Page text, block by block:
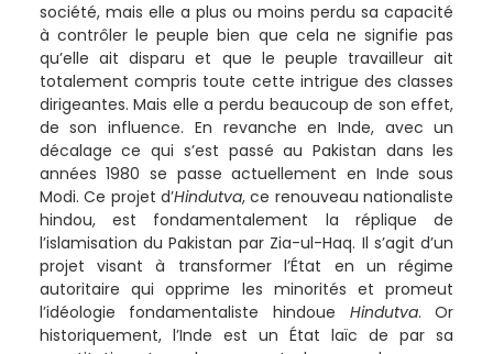
société, mais elle a plus ou moins perdu sa capacité
à contrôler le peuple bien que cela ne signifie pas
qu’elle ait disparu et que le peuple travailleur ait
totalement compris toute cette intrigue des classes
dirigeantes. Mais elle a perdu beaucoup de son effet,
de son influence. En revanche en Inde, avec un
décalage ce qui s’est passé au Pakistan dans les
années 1980 se passe actuellement en Inde sous
Modi. Ce projet d’Hindutva, ce renouveau nationaliste
hindou, est fondamentalement la réplique de
l’islamisation du Pakistan par Zia-ul-Haq. Il s’agit d’un
projet visant à transformer l’État en un régime
autoritaire qui opprime les minorités et promeut
l’idéologie fondamentaliste hindoue Hindutva. Or
historiquement, l’Inde est un État laïc de par sa